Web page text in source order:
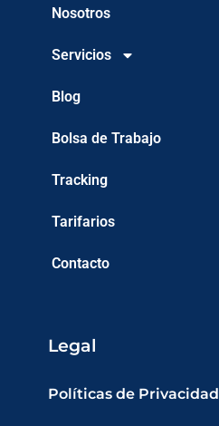
Nosotros
Servicios
Blog
Bolsa de Trabajo
Tracking
Tarifarios
Contacto
Legal
Políticas de Privacidad